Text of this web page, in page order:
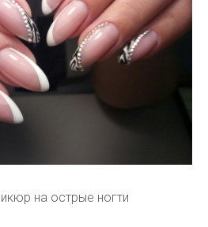
на острые ногти